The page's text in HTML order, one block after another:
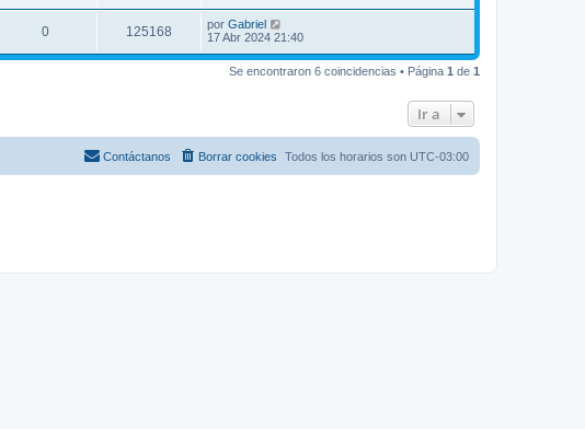
0 125168 por Gabriel
17 Abr 2024 21:40
Se encontraron 6 coincidencias • Página 1 de 1
Ir a
Todos los horarios son UTC-03:00
Borrar cookies
Contáctanos